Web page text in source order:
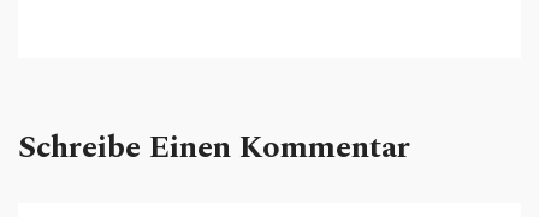
Schreibe Einen Kommentar